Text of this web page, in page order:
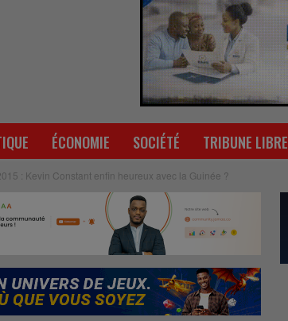
ÉCONOMIE SOCIÉTÉ TRIBUNE LIBRE
: Kevin Constant enfin heureux avec la Guinée ?